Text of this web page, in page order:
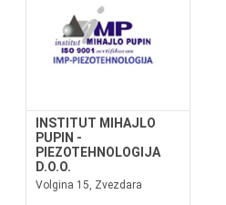
INSTITUT MIHAJLO
PUPIN -
PIEZOTEHNOLOGIJA
D.O.O.
Volgina 15, Zvezdara